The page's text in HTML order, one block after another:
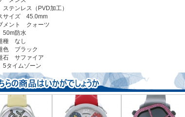
テンレス（PVD加工）
サイズ 45.0mm
メント クォーツ
防水
種 なし
色 ブラック
石 サファイア
5タイムゾーン